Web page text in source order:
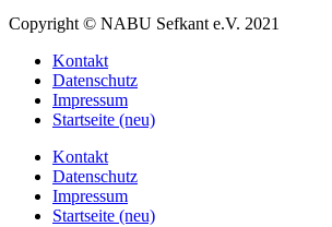
Copyright © NABU Sefkant e.V. 2021
Kontakt
Datenschutz
Impressum
Startseite (neu)
Kontakt
Datenschutz
Impressum
Startseite (neu)